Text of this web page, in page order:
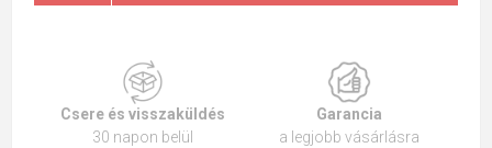
Csere és visszaküldés
30 napon belül
Garancia
a legjobb vásárlásra